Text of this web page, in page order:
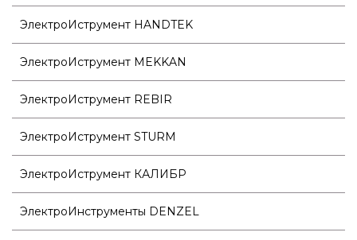
ЭлектроИструмент HANDTEK
ЭлектроИструмент MEKKAN
ЭлектроИструмент REBIR
ЭлектроИструмент STURM
ЭлектроИструмент КАЛИБР
ЭлектроИнструменты DENZEL